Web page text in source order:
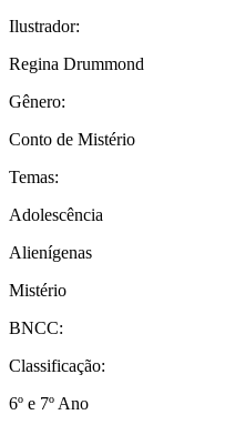
Ilustrador:
Regina Drummond
Gênero:
Conto de Mistério
Temas:
Adolescência
Alienígenas
Mistério
BNCC:
Classificação:
6º e 7º Ano